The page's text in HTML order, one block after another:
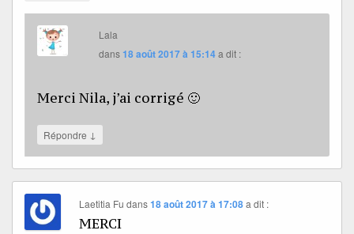
Lala
dans18 août 2017 à 15:14a dit :
Merci Nila, j’ai corrigé 🙂
Répondre ↓
Laetitia Fu dans18 août 2017 à 17:08 a dit :
MERCI